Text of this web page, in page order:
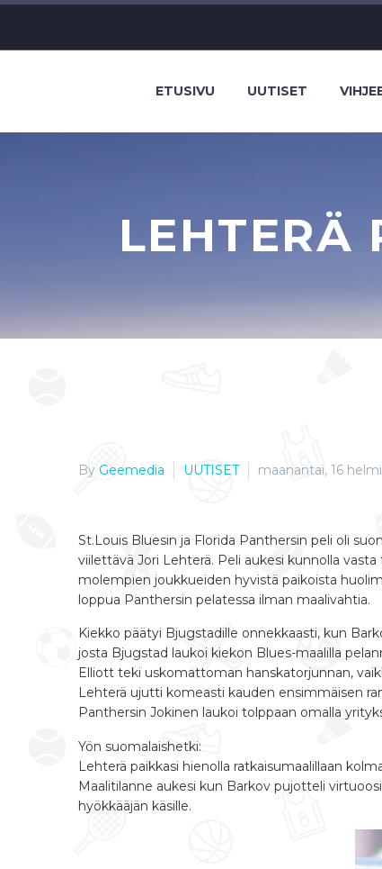
ETUSIVU UUTISET
LEHTERÄ
By Geemedia UUTISET maanantai, 16
St.Louis Bluesin ja Florida Panthersin peli oli
viilettävä Jori Lehterä. Peli aukesi kunnolla
molempien joukkueiden hyvistä paikoista
loppua Panthersin pelatessa ilman maalivahtia.
Kiekko päätyi Bjugstadille onnekkaasti, kun
josta Bjugstad laukoi kiekon Blues-maalilla
Elliott teki uskomattoman hanskatorjunnan,
Lehterä ujutti komeasti kauden ensimmäisen
Panthersin Jokinen laukoi tolppaan omalla
Yön suomalaishetki:
Lehterä paikkasi hienolla ratkaisumaalillaan
Maalitilanne aukesi kun Barkov pujotteli
hyökkääjän käsille.